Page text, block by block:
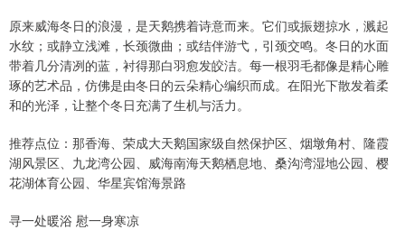
原来威海冬日的浪漫，是天鹅携着诗意而来。它们或振翅掠水，溅起
水纹；或静立浅滩，长颈微曲；或结伴游弋，引颈交鸣。冬日的水面
带着几分清冽的蓝，衬得那白羽愈发皎洁。每一根羽毛都像是精心雕
琢的艺术品，仿佛是由冬日的云朵精心编织而成。在阳光下散发着柔
和的光泽，让整个冬日充满了生机与活力。
推荐点位：那香海、荣成大天鹅国家级自然保护区、烟墩角村、隆霞
湖风景区、九龙湾公园、威海南海天鹅栖息地、桑沟湾湿地公园、樱
花湖体育公园、华星宾馆海景路
寻一处暖浴 慰一身寒凉